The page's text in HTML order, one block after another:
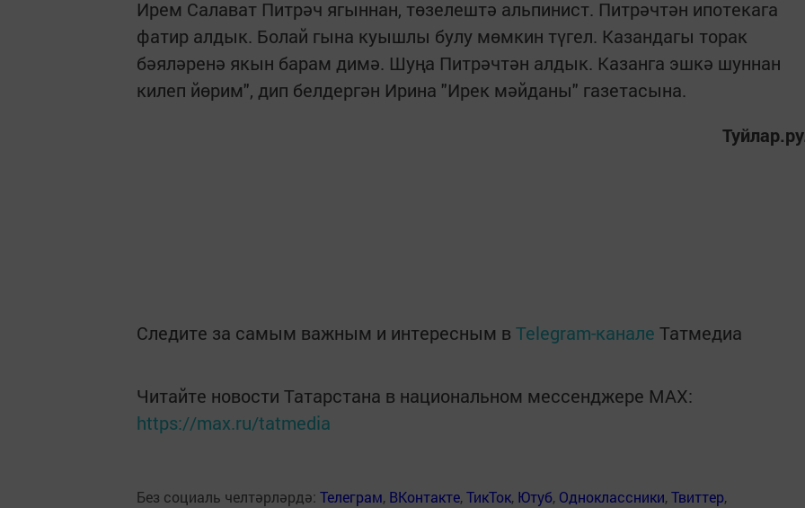
Ирем Салават Питрәч ягыннан, төзелештә альпинист. Питрәчтән ипотекага
фатир алдык. Болай гына куышлы булу мөмкин түгел. Казандагы торак
бәяләренә якын барам димә. Шуңа Питрәчтән алдык. Казанга эшкә шуннан
килеп йөрим", дип белдергән Ирина "Ирек мәйданы" газетасына.
Следите за самым важным и интересным в Telegram-канале Татмедиа
Читайте новости Татарстана в национальном мессенджере MАХ:
https://max.ru/tatmedia
Без социаль челтәрләрдә: Телеграм, ВКонтакте,ТикТок, Ютуб, Одноклассники,Твиттер,